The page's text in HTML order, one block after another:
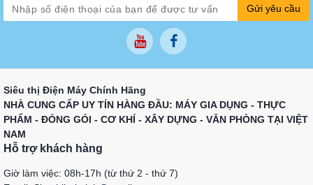
Gửi yêu cầu
Siêu thị Điện Máy Chính Hãng
NHÀ CUNG CẤP UY TÍN HÀNG ĐẦU: MÁY GIA DỤNG - THỰC
PHẨM - ĐÓNG GÓI - CƠ KHÍ - XÂY DỰNG - VĂN PHÒNG TẠI VIỆT
NAM
Hỗ trợ khách hàng
Giờ làm việc: 08h-17h (từ thứ 2 - thứ 7)